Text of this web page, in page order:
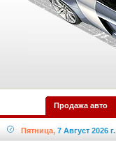
Продажа авто
Пятница, 7 Август 2026 г.